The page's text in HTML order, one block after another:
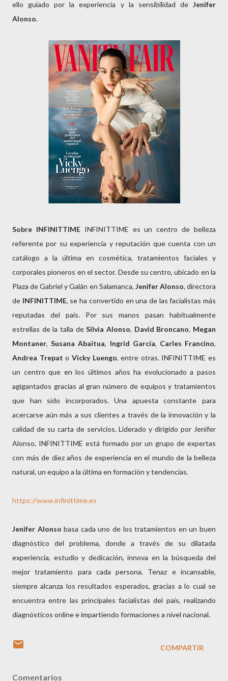
ello guiado por la experiencia y la sensibilidad de Jenifer
Alonso.
Sobre INFINITTIMEINFINITTIME es un centro de belleza
referente por su experiencia y reputación que cuenta con un
catálogo a la última en cosmética, tratamientos faciales y
corporales pioneros en el sector. Desde su centro, ubicado en la
Plaza de Gabriel y Galán en Salamanca, Jenifer Alonso, directora
de INFINITTIME, se ha convertido en una de las facialistas más
reputadas del país. Por sus manos pasan habitualmente
estrellas de la talla deSilvia Alonso, David Broncano, Megan
Montaner,Susana Abaitua, Ingrid García, Carles Francino,
Andrea Trepat o Vicky Luengo, entre otras. INFINITTIME es
un centro que en los últimos años ha evolucionado a pasos
agigantados gracias al gran número de equipos y tratamientos
que han sido incorporados. Una apuesta constante para
acercarse aún más a sus clientes a través de la innovación y la
calidad de su carta de servicios. Liderado y dirigido por Jenifer
Alonso, INFINITTIME está formado por un grupo de expertas
con más de diez años de experiencia en el mundo de la belleza
natural, un equipo a la última en formación y tendencias.
https://www.infinittime.es
Jenifer Alonso basa cada uno de los tratamientos en un buen
diagnóstico del problema, donde a través de su dilatada
experiencia, estudio y dedicación, innova en la búsqueda del
mejor tratamiento para cada persona. Tenaz e incansable,
siempre alcanza los resultados esperados, gracias a lo cual se
encuentra entre las principales facialistas del país, realizando
diagnósticos online e impartiendo formaciones a nivel nacional.
COMPARTIR
Comentarios